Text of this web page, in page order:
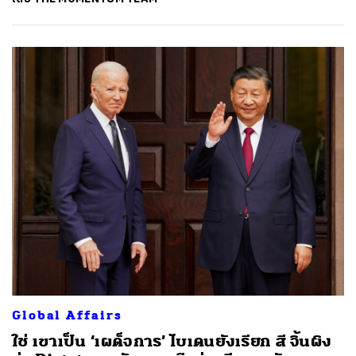
Global Affairs
ใช่ เขาเป็น ‘เผด็จการ’ ไบเดนยังเรียก สี จิ้นผิง